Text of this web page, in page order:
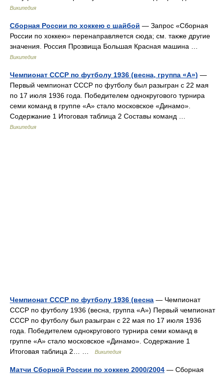
Википедия
Сборная России по хоккею с шайбой — Запрос «Сборная
России по хоккею» перенаправляется сюда; см. также другие
значения. Россия Прозвища Большая Красная машина …
Википедия
Чемпионат СССР по футболу 1936 (весна, группа «А») —
Первый чемпионат СССР по футболу был разыгран с 22 мая
по 17 июля 1936 года. Победителем однокругового турнира
семи команд в группе «А» стало московское «Динамо».
Содержание 1 Итоговая таблица 2 Составы команд …
Википедия
Чемпионат СССР по футболу 1936 (весна — Чемпионат
СССР по футболу 1936 (весна, группа «А») Первый чемпионат
СССР по футболу был разыгран с 22 мая по 17 июля 1936
года. Победителем однокругового турнира семи команд в
группе «А» стало московское «Динамо». Содержание 1
Итоговая таблица 2… …
Википедия
Матчи Сборной России по хоккею 2000/2004 — Сборная